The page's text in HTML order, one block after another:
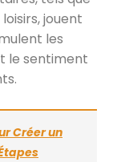
jouent
les
le sentiment
Créer un